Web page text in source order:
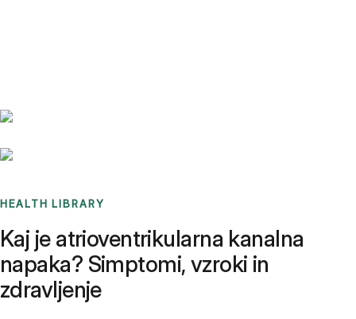
HEALTH LIBRARY
Kaj je atrioventrikularna kanalna
napaka? Simptomi, vzroki in
zdravljenje